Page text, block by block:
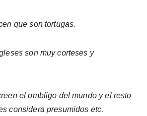
que son tortugas.
son muy corteses y
el ombligo del mundo y el resto
considera presumidos etc.